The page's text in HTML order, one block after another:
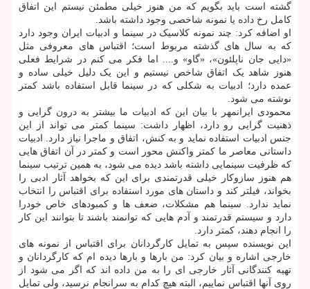
گشته است باید بگویم که من هنوز خیلی مطمئن نیستم این اتفاق
کامل رخ داده یا نمونه شاخصی وجود داشته باشد.
او اضافه کرد: چند نمونه کلاسیک در سینما و ادبیات ایران وجود دارد
که به سال های گذشته مربوط است؛ اقتباس های معروفی مثل
«دایی جان ناپلئون»، «گاو» و.... اما فکر می کنم در شرایط فعلی
هنوز شاهد یک اتفاق شاخص نیستیم و این یک دلیل خیلی ساده و
عمده دارد؛ ادبیات به شکلی که در سینما قابل استفاده باشد کمتر
نوشته می شود.
محمودی ایرانمهر با بیان این که ادبیات ما بیشتر به درون گرایی و
ذهنیت گرایی رو دارد، اظهار داشت: سینما کمتر می تواند از این
جنس ادبیات استفاده نماید و به کنش، اتفاق و ماجرا نیاز دارد. ادبیات
داستانی معاصر ما کمتر واکنش محور است و کمتر در آن اتفاق هایی
که ظرفیت سینمایی داشته باشد دیده می شود، به همین ترتیب سینما
هم هنوز سازوکار خیلی قدرتمندی برای این که بخواهد آثار ادبی را
بخواند، فیلتر کند و داستان های مورد استفاده برای اقتباس را انتخاب
نماید ندارد. سینما هم مشکلات، ضعف ها و کمبودهای خاص خودرا
دارد و سیستم قدرتمند و آدم هایی که توانمند باشند تا بتوانند این کار
را انجام دهند، کمتر دارد.
این نویسنده سپس به تمایل کارگردانان برای اقتباس از نمونه های
خارجی اشاره و بیان کرد: من بارها و بارها دیده ام که کارگردانان و
تهیه کنندگانی آثار خارجی ای را به من داده اند که اگر می شود از
روی آنها اقتباس نماییم، البته هیچ کدام به سرانجام نرسید، ولی تمایل